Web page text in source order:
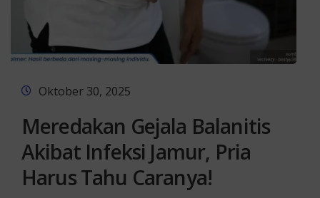
Oktober 30, 2025
Meredakan Gejala Balanitis
Akibat Infeksi Jamur, Pria
Harus Tahu Caranya!